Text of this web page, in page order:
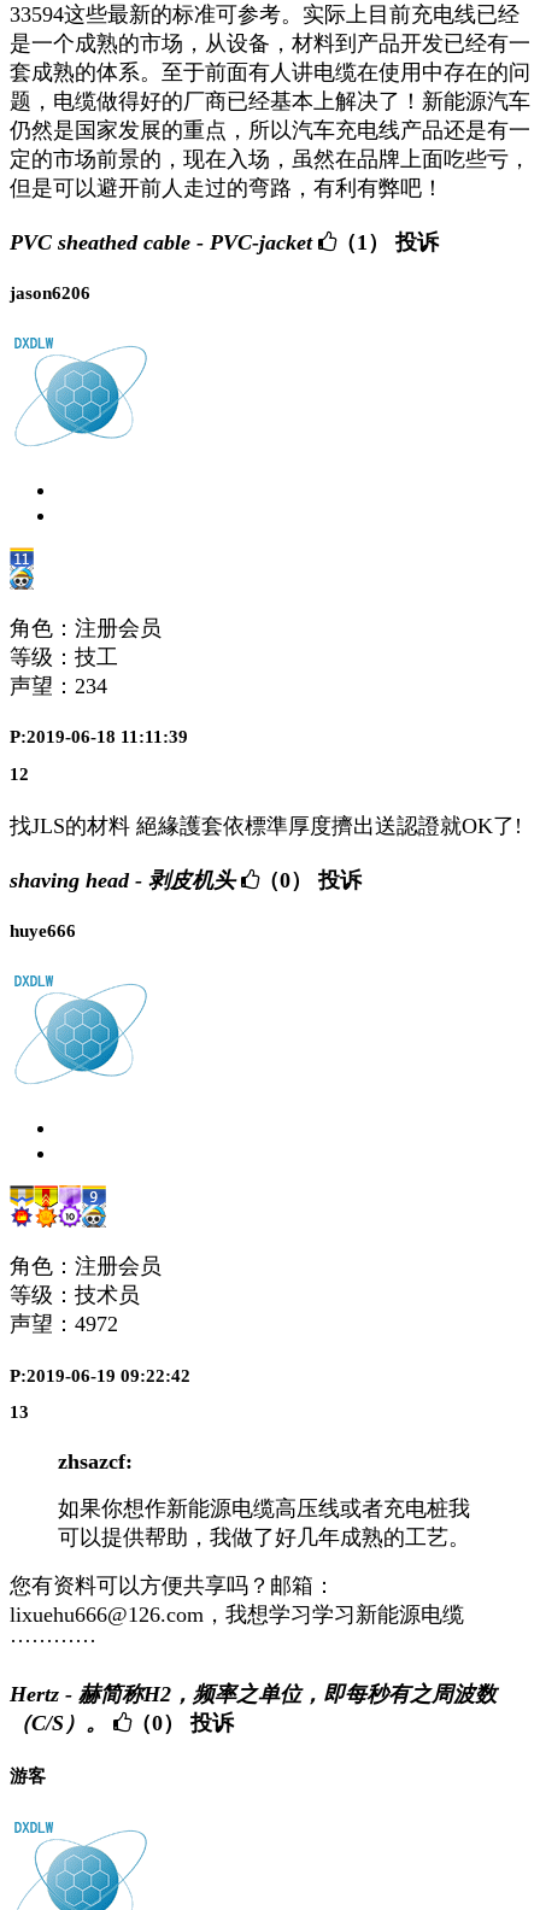
33594这些最新的标准可参考。实际上目前充电线已经
是一个成熟的市场，从设备，材料到产品开发已经有一
套成熟的体系。至于前面有人讲电缆在使用中存在的问
题，电缆做得好的厂商已经基本上解决了！新能源汽车
仍然是国家发展的重点，所以汽车充电线产品还是有一
定的市场前景的，现在入场，虽然在品牌上面吃些亏，
但是可以避开前人走过的弯路，有利有弊吧！
PVC sheathed cable - PVC-jacket （1） 投诉
jason6206
角色：注册会员
等级：技工
声望： 234
P:2019-06-18 11:11:39
12
找JLS的材料 絕緣護套依標準厚度擠出送認證就OK了!
shaving head - 剥皮机头 （0） 投诉
huye666
角色：注册会员
等级：技术员
声望： 4972
P:2019-06-19 09:22:42
13
zhsazcf:
如果你想作新能源电缆高压线或者充电桩我
可以提供帮助，我做了好几年成熟的工艺。
您有资料可以方便共享吗？邮箱：
lixuehu666@126.com，我想学习学习新能源电缆
············
Hertz - 赫简称H2，频率之单位，即每秒有之周波数
（C/S）。
（0） 投诉
游客